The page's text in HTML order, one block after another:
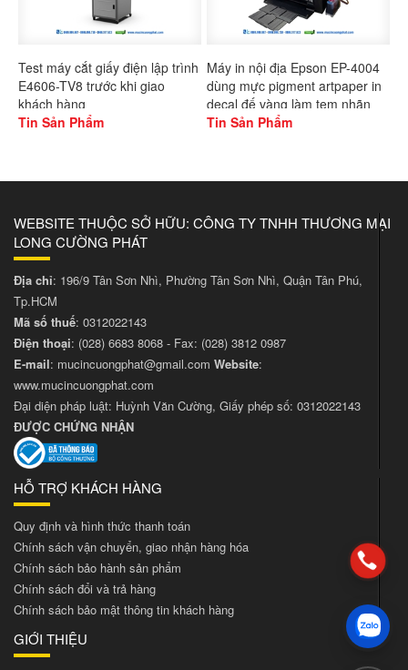
Test máy cắt giấy điện lập trình
E4606-TV8 trước khi giao
khách hàng
Tin Sản Phẩm
Máy in nội địa Epson EP-4004
dùng mực pigment artpaper in
decal đế vàng làm tem nhãn
Tin Sản Phẩm
WEBSITE THUỘC SỞ HỮU: CÔNG TY TNHH THƯƠNG MẠI
LONG CƯỜNG PHÁT
Địa chỉ: 196/9 Tân Sơn Nhì, Phường Tân Sơn Nhì, Quận Tân Phú,
Tp.HCM
Mã số thuế: 0312022143
Điện thoại: (028) 6683 8068 - Fax: (028) 3812 0987
E-mail: mucincuongphat@gmail.com Website:
www.mucincuongphat.com
Đại diện pháp luật: Huỳnh Văn Cường, Giấy phép số: 0312022143
ĐƯỢC CHỨNG NHẬN
HỖ TRỢ KHÁCH HÀNG
Quy định và hình thức thanh toán
Chính sách vận chuyển, giao nhận hàng hóa
Chính sách bảo hành sản phẩm
Chính sách đổi và trả hàng
Chính sách bảo mật thông tin khách hàng
GIỚI THIỆU